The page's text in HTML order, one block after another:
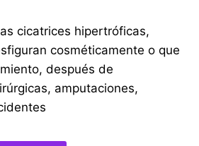
cicatrices hipertróficas,
cosméticamente o que
después de
amputaciones,